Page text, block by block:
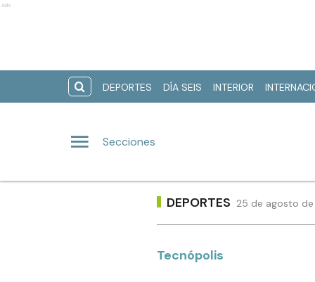
Ads
DEPORTES DÍA SEIS INTERIOR
Secciones
DEPORTES 25 de agosto
Tecnópolis